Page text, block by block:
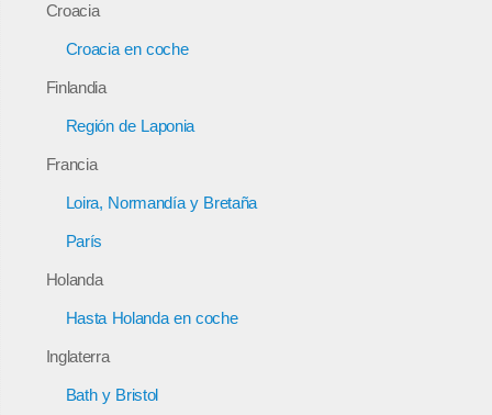
Croacia
Croacia en coche
Finlandia
Región de Laponia
Francia
Loira, Normandía y Bretaña
París
Holanda
Hasta Holanda en coche
Inglaterra
Bath y Bristol